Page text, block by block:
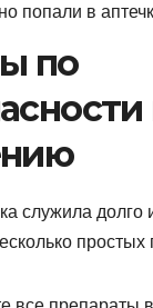
попали в
по
служила
простых